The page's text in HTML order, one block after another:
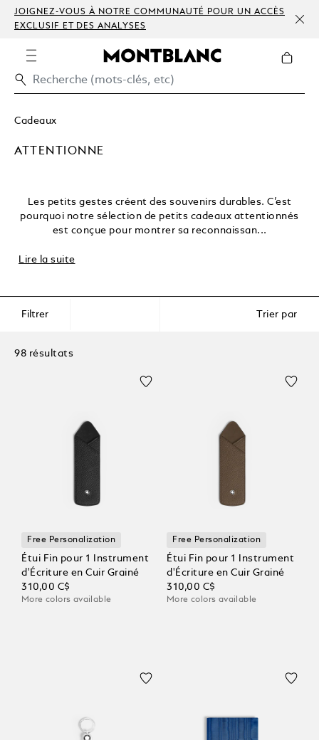
JOIGNEZ-VOUS À NOTRE COMMUNAUTÉ POUR UN ACCÈS
EXCLUSIF ET DES ANALYSES
Cadeaux
ATTENTIONNE
Les petits gestes créent des souvenirs durables. C’est
pourquoi notre sélection de petits cadeaux attentionnés
est conçue pour montrer sa reconnaissan...
Lire la suite
Filtrer Trier par
98 résultats
Free Personalization
Étui Fin pour 1 Instrument
d'Écriture en Cuir Grainé
310,00 C$
More colors available
Free Personalization
Étui Fin pour 1 Instrument
d'Écriture en Cuir Grainé
310,00 C$
More colors available